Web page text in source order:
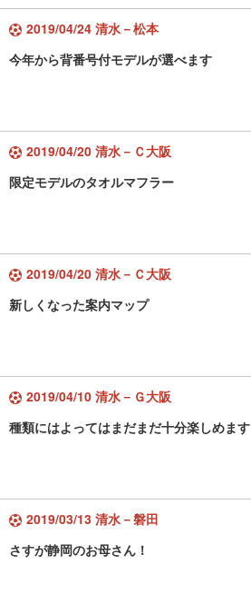
2019/04/24 清水－松本
今年から背番号付モデルが選べます
2019/04/20 清水－Ｃ大阪
限定モデルのタオルマフラー
2019/04/20 清水－Ｃ大阪
新しくなった案内マップ
2019/04/10 清水－Ｇ大阪
種類にはよってはまだまだ十分楽しめます
2019/03/13 清水－磐田
さすが静岡のお母さん！